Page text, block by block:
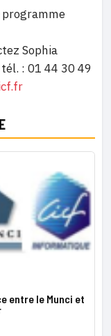
Sophia
: 01 44 30 49
entre le Munci et